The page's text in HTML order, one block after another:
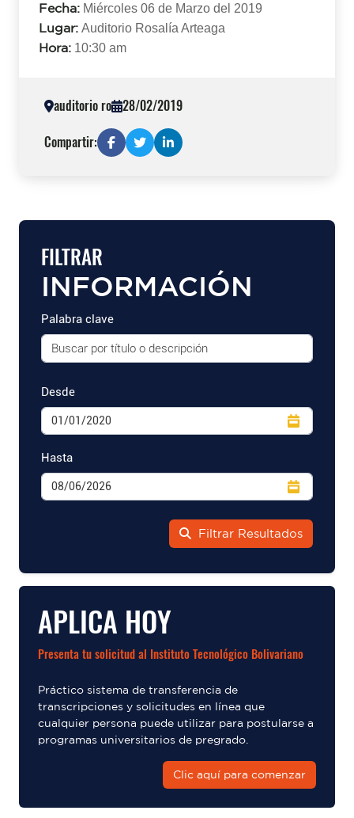
FILTRAR
INFORMACIÓN
Palabra clave
Desde
Hasta
Filtrar Resultados
APLICA HOY
Presenta tu solicitud al Instituto Tecnológico Bolivariano
Práctico sistema de transferencia de
transcripciones y solicitudes en línea que
cualquier persona puede utilizar para postularse a
programas universitarios de pregrado.
Clic aquí para comenzar
Fecha: Miércoles 06 de Marzo del 2019
Lugar: Auditorio Rosalía Arteaga
Hora: 10:30 am
auditorio ro 28/02/2019
Compartir: